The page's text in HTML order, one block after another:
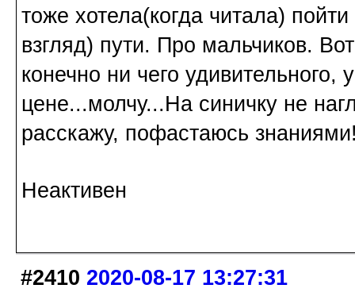
тоже хотела(когда читала)
взгляд) пути. Про мальчиков.
конечно ни чего
цене...молчу...На синичку не
расскажу, пофастаюсь
Неактивен
#2410 2020-08-17 13:27:31